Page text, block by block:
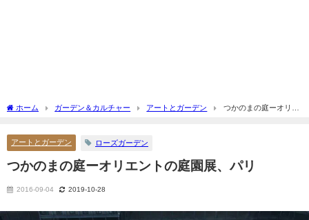
ホーム ガーデン＆カルチャー アートとガーデン
つかのまの庭ーオリエ
アートとガーデン ローズガーデン
つかのまの庭ーオリエントの庭園展、パリ
2016-09-04 2019-10-28